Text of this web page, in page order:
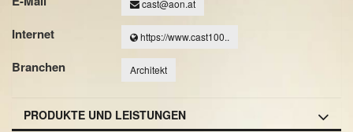
cast@aon.at
Internet https://www.cast100..
Branchen Architekt
PRODUKTE UND LEISTUNGEN